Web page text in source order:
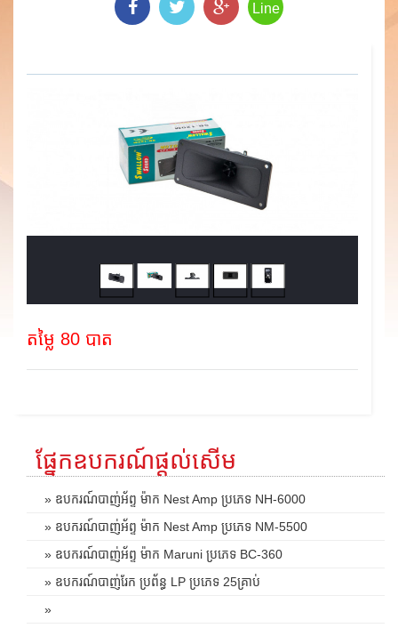
Line
តម្លៃ 80 បាត
ផ្នែកឧបករណ៍ផ្តល់សើម
» ឧបករណ៍បាញ់អ័ព្ទ ម៉ាក Nest Amp ប្រភេទ NH-6000
» ឧបករណ៍បាញ់អ័ព្ទ ម៉ាក Nest Amp ប្រភេទ NM-5500
» ឧបករណ៍បាញ់អ័ព្ទ ម៉ាក Maruni ប្រភេទ BC-360
» ឧបករណ៍បាញ់រែក ប្រព័ន្ធ LP ប្រភេទ 25គ្រាប់
»